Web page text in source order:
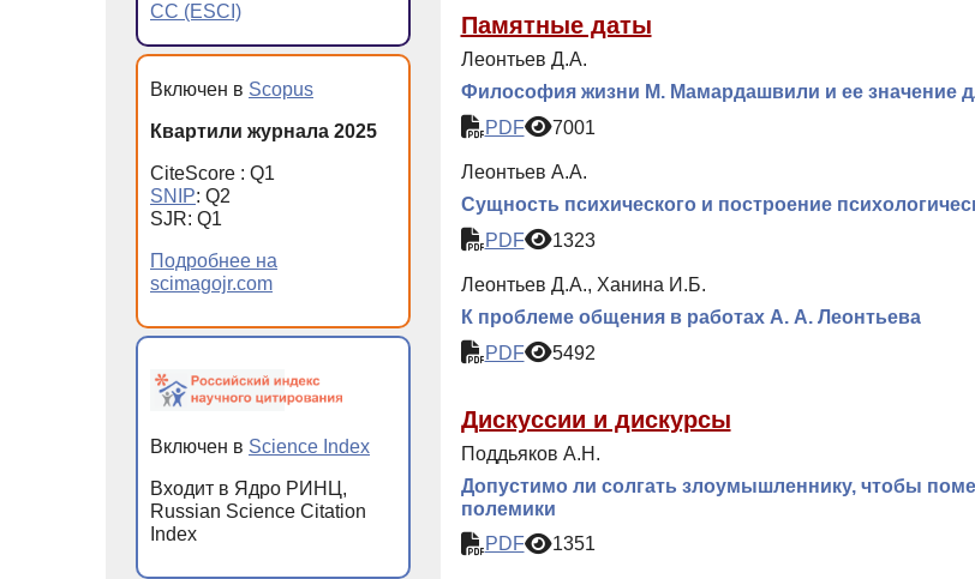
Памятные даты
Леонтьев Д.А.
Философия жизни М. Мамардашвили и ее значение
PDF
7001
Леонтьев А.А.
Сущность психического и построение
PDF
1323
Леонтьев Д.А., Ханина И.Б.
К проблеме общения в работах А. А. Леонтьева
PDF
5492
Дискуссии и дискурсы
Поддьяков А.Н.
Допустимо ли солгать злоумышленнику, чтобы
полемики
PDF
1351
CC (ESCI)
Включен в Scopus
Квартили журнала 2025
CiteScore : Q1
SNIP: Q2
SJR: Q1
Подробнее на
scimagojr.com
Включен в Science Index
Входит в Ядро РИНЦ,
Russian Science Citation
Index